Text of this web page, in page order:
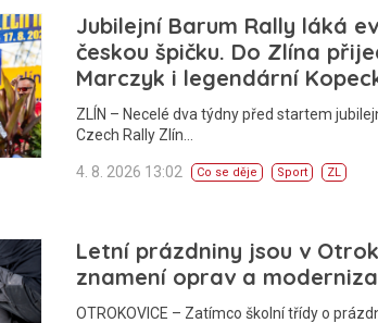
Jubilejní Barum Rally láká
českou špičku. Do Zlína
Marczyk i legendární
ZLÍN – Necelé dva týdny před startem
Czech Rally Zlín…
4. 8. 2026 13:02 Co se děje Sport ZL
Letní prázdniny jsou v
znamení oprav a
OTROKOVICE – Zatímco školní třídy o